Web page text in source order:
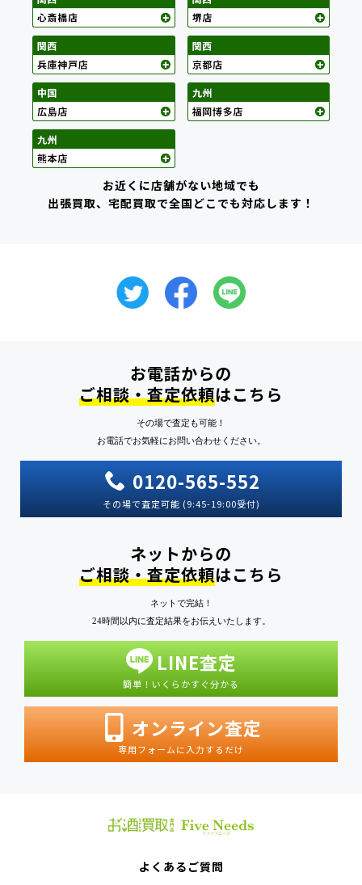
お近くに店舗がない地域でも
出張買取、宅配買取で全国どこでも対応します！
お電話からの
ご相談・査定依頼はこちら
その場で査定も可能！
お電話でお気軽にお問い合わせください。
0120-565-552
その場で査定可能 (9:45-19:00受付)
ネットからの
ご相談・査定依頼はこちら
ネットで完結！
24時間以内に査定結果をお伝えいたします。
LINE査定
簡単！いくらかすぐ分かる
オンライン査定
専用フォームに入力するだけ
よくあるご質問